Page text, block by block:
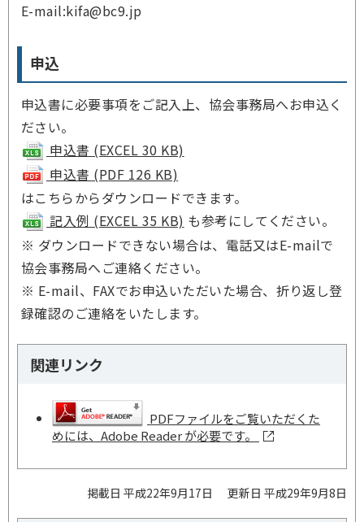
E-mail:kifa@bc9.jp
申込
申込書に必要事項をご記入上、協会事務局へお申込く
ださい。
申込書 (EXCEL 30 KB)
申込書 (PDF 126 KB)
はこちらからダウンロードできます。
記入例 (EXCEL 35 KB) も参考にしてください。
※ ダウンロードできない場合は、電話又はE-mailで
協会事務局へご連絡ください。
※ E-mail、FAXでお申込いただいた場合、折り返し登
録確認のご連絡をいたします。
関連リンク
PDFファイルをご覧いただくた
めには、Adobe Reader が必要です。
掲載日 平成22年9月17日 更新日 平成29年9月8日